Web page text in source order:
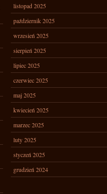
listopad 2025
październik 2025
wrzesień 2025
sierpień 2025
lipiec 2025
czerwiec 2025
maj 2025
kwiecień 2025
marzec 2025
luty 2025
styczeń 2025
grudzień 2024